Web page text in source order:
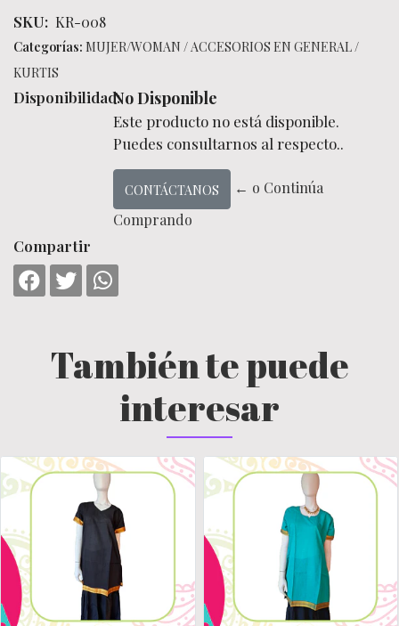
SKU: KR-008
Categorías: MUJER/WOMAN /ACCESORIOS EN GENERAL/
KURTIS
Disponibilidad:No Disponible
Este producto no está disponible.
Puedes consultarnos al respecto..
CONTÁCTANOS
← o Continúa
Comprando
Compartir
También te puede
interesar